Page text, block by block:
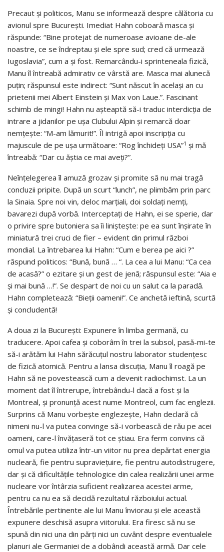
Precaut şi politicos, Manu se informează despre călătoria cu
avionul spre Bucureşti. Imediat Hahn coboară masca şi
răspunde: “Bine protejat de numeroase avioane de-ale
noastre, ce se îndreptau şi ele spre sud; cred că urmează
Iugoslavia”, cum a şi fost. Remarcându-i sprinteneala fizică,
Manu îl întreabă admirativ ce vârstă are. Masca mai alunecă
puţin; răspunsul este indirect: “Sunt născut în acelaşi an cu
prietenii mei Albert Einstein şi Max von Laue.”. Fascinant
schimb de mingi! Hahn nu aşteaptă să-i traduc interdicţia de
intrare a jidanilor pe uşa Clubului Alpin şi remarcă doar
nemţeşte: “M-am lămurit!”. Îl intrigă apoi inscripţia cu
majuscule de pe uşa următoare: “Rog închideţi USA”1 şi mă
întreabă: “Dar cu ăştia ce mai aveţi?”.
Neînţelegerea îl amuză grozav şi promite să nu mai tragă
concluzii pripite. După un scurt “lunch”, ne plimbăm prin parc
la Sinaia. Spre noi vin, deloc marţiali, doi soldaţi nemţi,
bavarezi după vorbă. Interceptaţi de Hahn, ei se sperie, dar
o privire spre butoniera sa îi linişteşte: pe ea sunt înşirate în
miniatură trei cruci de fier – evident din primul război
mondial. La întrebarea lui Hahn: “Cum e berea pe aici ?”
răspund politicos: “Bună, bună … “. La cea a lui Manu: “Ca cea
de acasă?” o ezitare şi un gest de jenă; răspunsul este: “Aia e
şi mai bună …!”. Se despart de noi cu un salut ca la paradă.
Hahn completează: “Bieţii oameni!”. Ce anchetă ieftină, scurtă
şi concludentă!
A doua zi la Bucureşti: Expunere în limba germană, cu
traducere. Apoi cafea şi coborâm în trei la subsol, pasă-mi-te
să-i arătăm lui Hahn sărăcuţul nostru laborator studenţesc
de fizică atomică. Pentru a lansa discuţia, Manu îl roagă pe
Hahn să ne povestească cum a devenit radiochimst. La un
moment dat îl întrerupe, întrebându-l dacă a fost şi la
Montreal, şi pronunţă acest nume Montreol, cum fac englezii.
Surprins că Manu vorbeşte englezeşte, Hahn declară că
nimeni nu-l va putea convinge să-i vorbească de rău pe acei
oameni, care-l învăţaseră tot ce ştiau. Era ferm convins că
omul va putea utiliza într-un viitor nu prea depărtat energia
nucleară, fie pentru supravieţuire, fie pentru autodistrugere,
dar şi că dificultăţile tehnologice din calea realizării unei arme
nucleare vor întârzia suficient realizarea acestei arme,
pentru ca nu ea să decidă rezultatul războiului actual.
Întrebările pertinente ale lui Manu înviorau şi ele această
expunere deschisă asupra viitorului. Era firesc să nu se
spună din nici una din părţi nici un cuvânt despre eventualele
planuri ale Germaniei de a dobândi această armă. Dar cele